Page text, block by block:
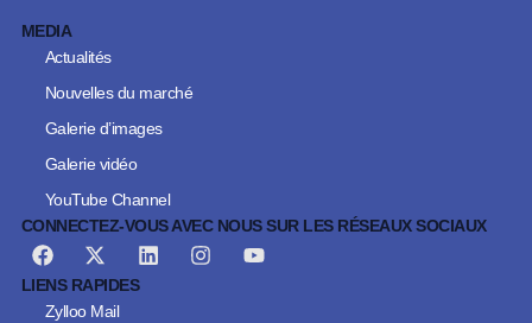
MEDIA
Actualités
Nouvelles du marché
Galerie d’images
Galerie vidéo
YouTube Channel
CONNECTEZ-VOUS AVEC NOUS SUR LES RÉSEAUX SOCIAUX
LIENS RAPIDES
Zylloo Mail